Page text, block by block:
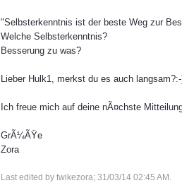
"Selbsterkenntnis ist der beste Weg zur
Welche Selbsterkenntnis?
Besserung zu was?
Lieber Hulk1, merkst du es auch
Ich freue mich auf deine nÃ¤chste
GrÃ¼ÃŸe
Zora
Last edited by twikezora; 31/03/14 02:45 AM .